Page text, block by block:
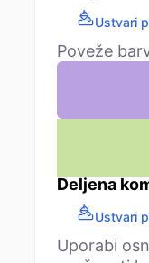
Ustvari
Poveže
Deljena
Ustvari
Uporabi